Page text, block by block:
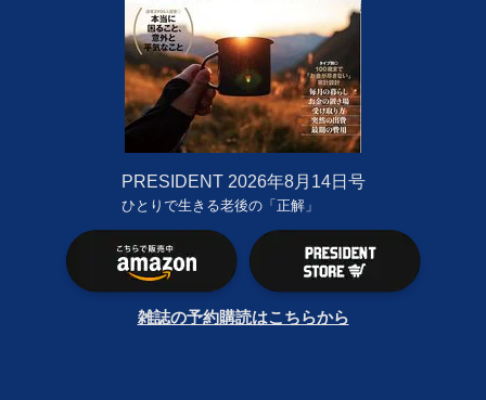
PRESIDENT 2026年8月14日号
ひとりで生きる老後の「正解」
雑誌の予約購読はこちらから